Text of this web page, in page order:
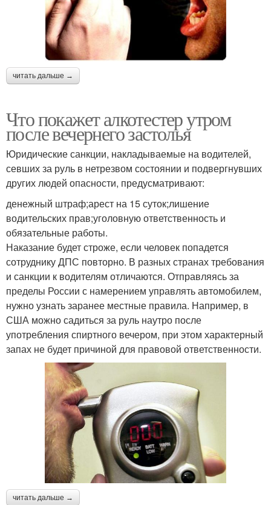
читать дальше →
Что покажет алкотестер утром
после вечернего застолья
Юридические санкции, накладываемые на водителей,
севших за руль в нетрезвом состоянии и подвергнувших
других людей опасности, предусматривают:
денежный штраф;арест на 15 суток;лишение
водительских прав;уголовную ответственность и
обязательные работы.
Наказание будет строже, если человек попадется
сотруднику ДПС повторно. В разных странах требования
и санкции к водителям отличаются. Отправляясь за
пределы России с намерением управлять автомобилем,
нужно узнать заранее местные правила. Например, в
США можно садиться за руль наутро после
употребления спиртного вечером, при этом характерный
запах не будет причиной для правовой ответственности.
читать дальше →